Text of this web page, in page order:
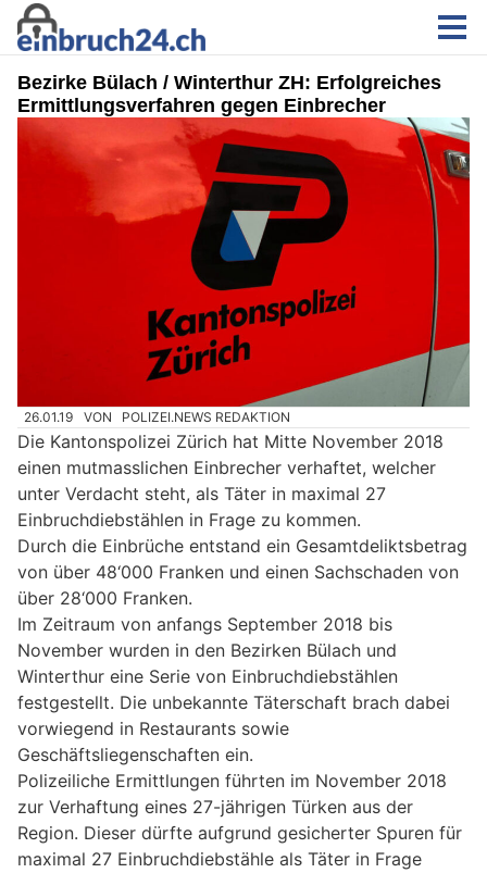
Bezirke Bülach / Winterthur ZH: Erfolgreiches
Ermittlungsverfahren gegen Einbrecher
26.01.19 VON POLIZEI.NEWS REDAKTION
Die Kantonspolizei Zürich hat Mitte November 2018
einen mutmasslichen Einbrecher verhaftet, welcher
unter Verdacht steht, als Täter in maximal 27
Einbruchdiebstählen in Frage zu kommen.
Durch die Einbrüche entstand ein Gesamtdeliktsbetrag
von über 48‘000 Franken und einen Sachschaden von
über 28‘000 Franken.
Im Zeitraum von anfangs September 2018 bis
November wurden in den Bezirken Bülach und
Winterthur eine Serie von Einbruchdiebstählen
festgestellt. Die unbekannte Täterschaft brach dabei
vorwiegend in Restaurants sowie
Geschäftsliegenschaften ein.
Polizeiliche Ermittlungen führten im November 2018
zur Verhaftung eines 27-jährigen Türken aus der
Region. Dieser dürfte aufgrund gesicherter Spuren für
maximal 27 Einbruchdiebstähle als Täter in Frage